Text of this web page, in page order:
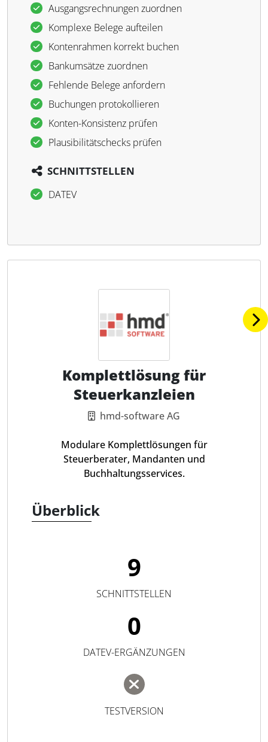
Ausgangsrechnungen zuordnen
Komplexe Belege aufteilen
Kontenrahmen korrekt buchen
Bankumsätze zuordnen
Fehlende Belege anfordern
Buchungen protokollieren
Konten-Konsistenz prüfen
Plausibilitätschecks prüfen
SCHNITTSTELLEN
DATEV
Komplettlösung für
Steuerkanzleien
hmd-software AG
Modulare Komplettlösungen für
Steuerberater, Mandanten und
Buchhaltungsservices.
Überblick
9
SCHNITTSTELLEN
0
DATEV-ERGÄNZUNGEN
TESTVERSION